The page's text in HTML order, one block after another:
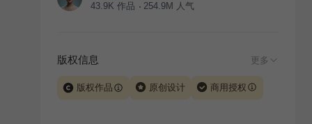
43.9K 作品 254.9M 人气
版权信息 更多
版权作品 原创设计 商用授权